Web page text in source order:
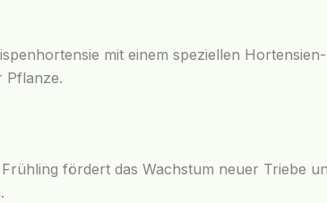
mit einem speziellen
Pflanze.
fördert das Wachstum neuer Triebe